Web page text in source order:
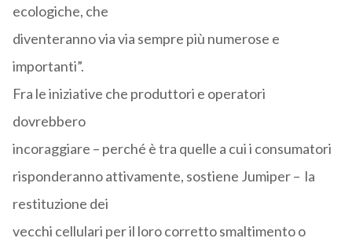
ecologiche, che
diventeranno via via sempre più numerose e
importanti”.
Fra le iniziative che produttori e operatori
dovrebbero
incoraggiare – perché è tra quelle a cui i consumatori
risponderanno attivamente, sostiene Jumiper – la
restituzione dei
vecchi cellulari per il loro corretto smaltimento o